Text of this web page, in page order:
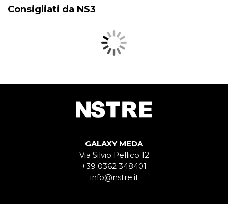
Consigliati da NS3
GALAXY MEDA
Via Silvio Pellico 12
+39 0362 348401
info@nstre.it